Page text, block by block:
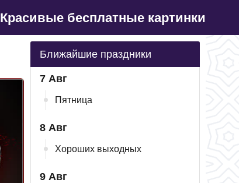
Красивые бесплатные картинки
Ближайшие праздники
7 Авг
Пятница
8 Авг
Хороших выходных
9 Авг